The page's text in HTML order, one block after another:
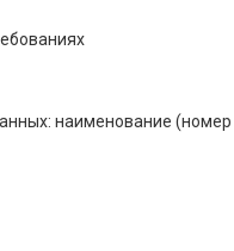
наименование